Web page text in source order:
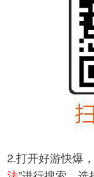
2.打开好游快爆